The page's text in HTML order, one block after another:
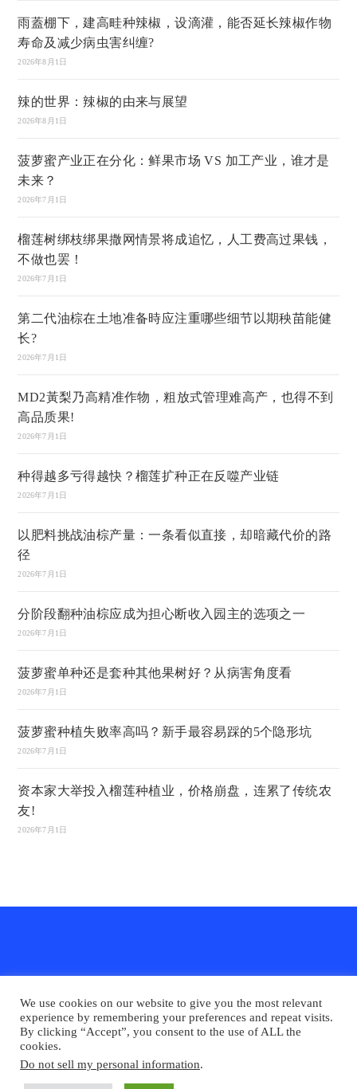
雨蓋棚下，建高畦种辣椒，设滴灌，能否延长辣椒作物
寿命及减少病虫害纠缠?
2026年8月1日
辣的世界：辣椒的由来与展望
2026年8月1日
菠萝蜜产业正在分化：鲜果市场 VS 加工产业，谁才是
未来？
2026年7月1日
榴莲树绑枝绑果撒网情景将成追忆，人工费高过果钱，
不做也罢！
2026年7月1日
第二代油棕在土地准备時应注重哪些细节以期秧苗能健
长?
2026年7月1日
MD2黃梨乃高精准作物，粗放式管理难高产，也得不到
高品质果!
2026年7月1日
种得越多亏得越快？榴莲扩种正在反噬产业链
2026年7月1日
以肥料挑战油棕产量：一条看似直接，却暗藏代价的路
径
2026年7月1日
分阶段翻种油棕应成为担心断收入园主的选项之一
2026年7月1日
菠萝蜜单种还是套种其他果树好？从病害角度看
2026年7月1日
菠萝蜜种植失败率高吗？新手最容易踩的5个隐形坑
2026年7月1日
资本家大举投入榴莲种植业，价格崩盘，连累了传统农
友!
2026年7月1日
农业天地网 INFO PERTANIAN online （马来文）
Disclaimer
We use cookies on our website to give you the most relevant
experience by remembering your preferences and repeat visits.
By clicking “Accept”, you consent to the use of ALL the
cookies.
Do not sell my personal information.